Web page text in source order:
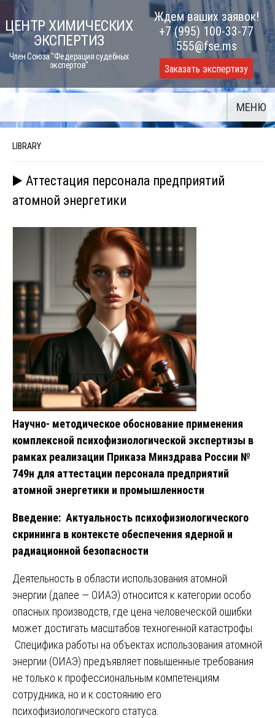
Skip
to
content
ЦЕНТР ХИМИЧЕСКИХ
ЭКСПЕРТИЗ
Член Союза "Федерация судебных
экспертов"
Ждем ваших заявок!
+7 (995) 100-33-77
555@fse.ms
Заказать экспертизу
МЕНЮ
LIBRARY
▶️ Аттестация персонала предприятий
атомной энергетики
Научно- методическое обоснование применения
комплексной психофизиологической экспертизы в
рамках реализации Приказа Минздрава России №
749н для аттестации персонала предприятий
атомной энергетики и промышленности
Введение: Актуальность психофизиологического
скрининга в контексте обеспечения ядерной и
радиационной безопасности
Деятельность в области использования атомной
энергии (далее — ОИАЭ) относится к категории особо
опасных производств, где цена человеческой ошибки
может достигать масштабов техногенной катастрофы.
Специфика работы на объектах использования атомной
энергии (ОИАЭ) предъявляет повышенные требования
не только к профессиональным компетенциям
сотрудника, но и к состоянию его
психофизиологического статуса.